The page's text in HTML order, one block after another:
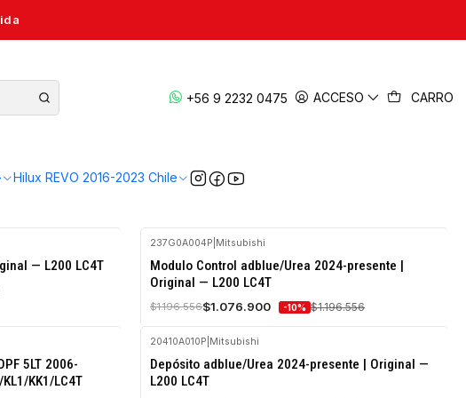
+56 9 2232 0475 ACCESO CARRO
Hilux REVO 2016-2023 Chile
disponibles en Chile. Despacho express a todo Chile.
— L200 LC4T
-10%
OFF
237G0A004P Mitsubishi
Modulo Control adblue/Urea 2024-presente |
Original — L200 LC4T
$1.196.556$1.076.900 -10% $1.196.556
5LT 2006-
KK1/LC4T
-10%
OFF
20410A010P Mitsubishi
Depósito adblue/Urea 2024-presente | Original —
L200 LC4T